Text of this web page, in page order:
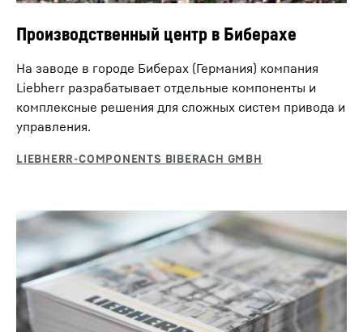
Производственный центр в Биберахе
На заводе в городе Биберах (Германия) компания
Liebherr разрабатывает отдельные компоненты и
комплексные решения для сложных систем привода и
управления.